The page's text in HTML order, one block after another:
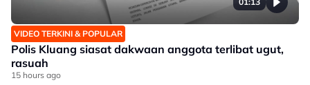
VIDEO TERKINI & POPULAR
Polis Kluang siasat dakwaan anggota terlibat ugut,
rasuah
15 hours ago